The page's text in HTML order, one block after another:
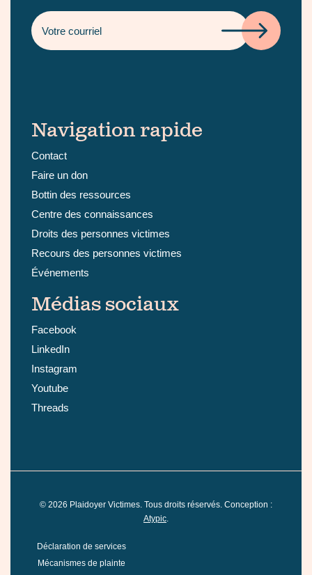
Navigation rapide
Contact
Faire un don
Bottin des ressources
Centre des connaissances
Droits des personnes victimes
Recours des personnes victimes
Événements
Médias sociaux
Facebook
LinkedIn
Instagram
Youtube
Threads
© 2026 Plaidoyer Victimes. Tous droits réservés. Conception :
Atypic.
Déclaration de services
Mécanismes de plainte